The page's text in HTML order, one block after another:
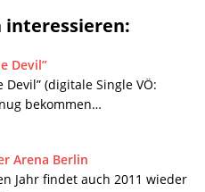
interessieren:
Devil”
Devil” (digitale Single VÖ:
bekommen…
Arena Berlin
Jahr findet auch 2011 wieder